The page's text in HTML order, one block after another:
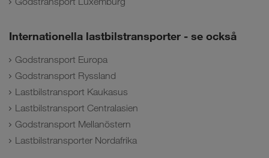
Internationella lastbilstransporter - se också
Godstransport Europa
Godstransport Ryssland
Lastbilstransport Kaukasus
Lastbilstransport Centralasien
Godstransport Mellanöstern
Lastbilstransporter Nordafrika